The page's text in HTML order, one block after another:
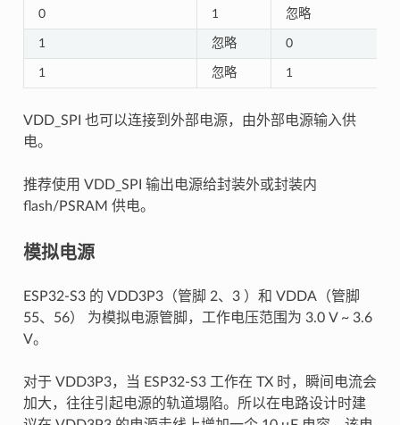
0 1 忽略
1 忽略 0
1 忽略 1
VDD_SPI 也可以连接到外部电源，由外部电源输入供
电。
推荐使用 VDD_SPI 输出电源给封装外或封装内
flash/PSRAM 供电。
模拟电源
ESP32-S3 的 VDD3P3（管脚 2、3 ）和 VDDA（管脚
55、56） 为模拟电源管脚，工作电压范围为 3.0 V ~ 3.6
V。
对于 VDD3P3，当 ESP32-S3 工作在 TX 时，瞬间电流会
加大，往往引起电源的轨道塌陷。所以在电路设计时建